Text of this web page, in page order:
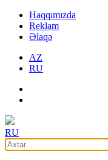
Haqqımızda
Reklam
Əlaqə
AZ
RU
RU